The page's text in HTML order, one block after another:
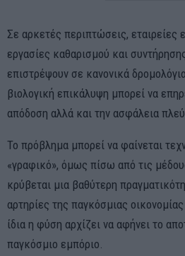
Σε αρκετές περιπτώσεις, εταιρείες
εργασίες καθαρισμού και
επιστρέψουν σε κανονικά
βιολογική επικάλυψη μπορεί να
απόδοση αλλά και την ασφάλεια
Το πρόβλημα μπορεί να φαίνεται
«γραφικό», όμως πίσω από τις
κρύβεται μια βαθύτερη
αρτηρίες της παγκόσμιας
ίδια η φύση αρχίζει να αφήνει το
παγκόσμιο εμπόριο.